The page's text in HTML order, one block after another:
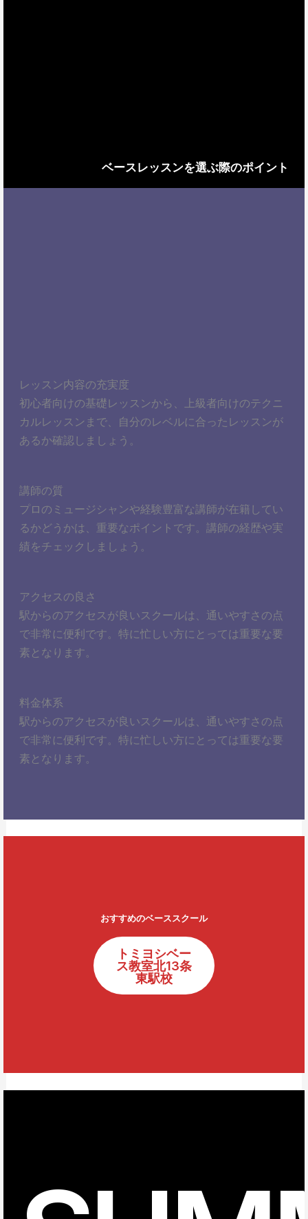
ベースレッスンを選ぶ際のポイント
レッスン内容の充実度
初心者向けの基礎レッスンから、上級者向けのテクニ
カルレッスンまで、自分のレベルに合ったレッスンが
あるか確認しましょう。
講師の質
プロのミュージシャンや経験豊富な講師が在籍してい
るかどうかは、重要なポイントです。講師の経歴や実
績をチェックしましょう。
アクセスの良さ
駅からのアクセスが良いスクールは、通いやすさの点
で非常に便利です。特に忙しい方にとっては重要な要
素となります。
料金体系
駅からのアクセスが良いスクールは、通いやすさの点
で非常に便利です。特に忙しい方にとっては重要な要
素となります。
おすすめのベーススクール
トミヨシベー
ス教室北13条
東駅校